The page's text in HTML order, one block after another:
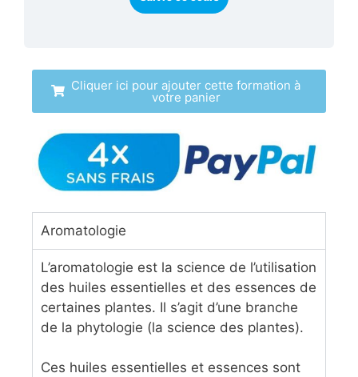
Cliquer ici pour ajouter cette formation à
votre panier
Aromatologie
L’aromatologie est la science de l’utilisation
des huiles essentielles et des essences de
certaines plantes. Il s’agit d’une branche
de la phytologie (la science des plantes).
Ces huiles essentielles et essences sont